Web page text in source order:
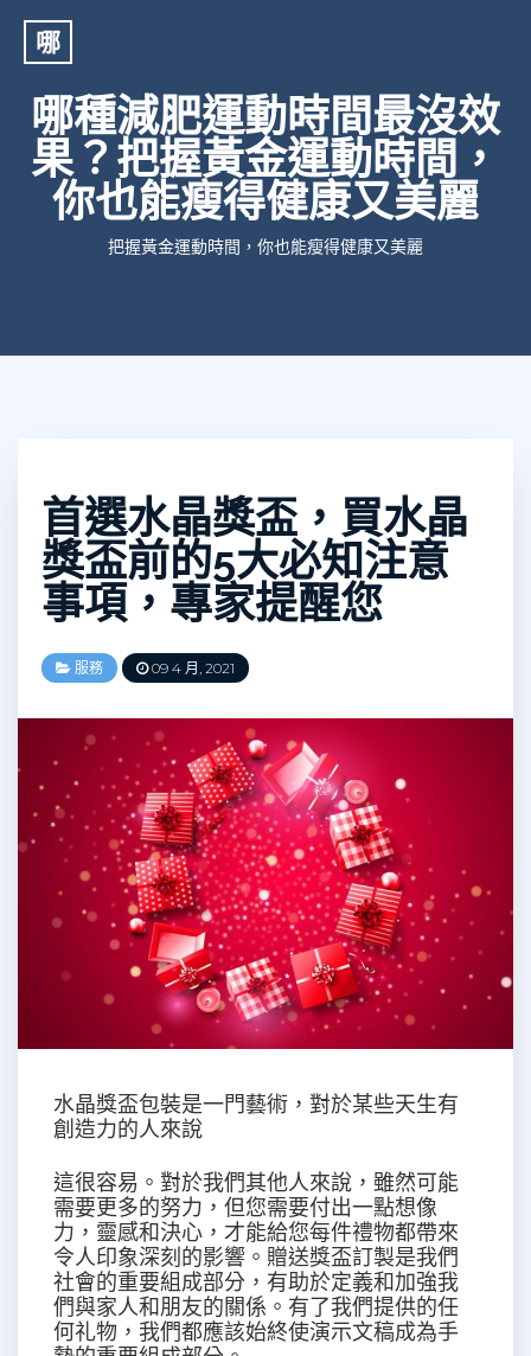
哪
哪種減肥運動時間最沒效
果？把握黃金運動時間，
你也能瘦得健康又美麗
把握黃金運動時間，你也能瘦得健康又美麗
首選水晶獎盃，買水晶
獎盃前的5大必知注意
事項，專家提醒您
服務 09 4 月, 2021
水晶獎盃包裝是一門藝術，對於某些天生有
創造力的人來說
這很容易。對於我們其他人來說，雖然可能
需要更多的努力，但您需要付出一點想像
力，靈感和決心，才能給您每件禮物都帶來
令人印象深刻的影響。贈送獎盃訂製是我們
社會的重要組成部分，有助於定義和加強我
們與家人和朋友的關係。有了我們提供的任
何礼物，我們都應該始終使演示文稿成為手